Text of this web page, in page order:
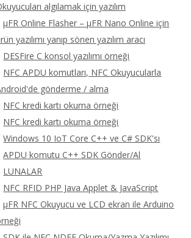
algılamak için yazılım
μFR Online Flasher – μFR Nano Online için
yazılımı yanıp sönen yazılım aracı
DESFire C konsol yazılımı örneği
NFC APDU komutları, NFC Okuyucularla
gönderme / alma
NFC kredi kartı okuma örneği
NFC kredi kartı okuma örneği
Windows 10 IoT Core C++ ve C# SDK'sı
APDU komutu C++ SDK Gönder/Al
LUNALAR
NFC RFID PHP Java Applet & JavaScript
μFR NFC Okuyucu ve LCD ekran ile Arduino